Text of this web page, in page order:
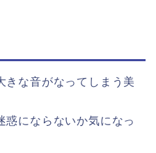
きな音がなってしまう美
惑にならないか気になっ